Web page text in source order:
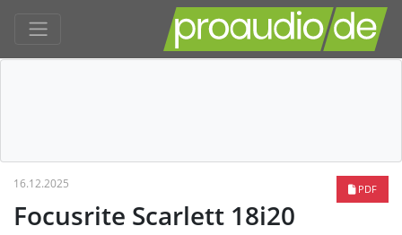
PDF
16.12.2025
Focusrite Scarlett 18i20